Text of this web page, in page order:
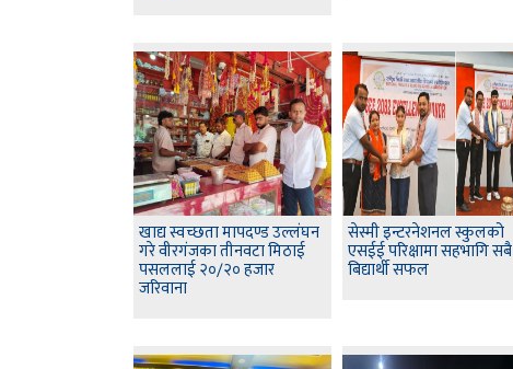
खाद्य स्वच्छता मापदण्ड उल्लंघन
गरे वीरगंजका तीनवटा मिठाई
पसललाई २०/२० हजार
जरिवाना
सेस्मी इन्टरनेशनल स्कुलको
एसईई परिक्षामा सहभागि सबै
बिद्यार्थी सफल